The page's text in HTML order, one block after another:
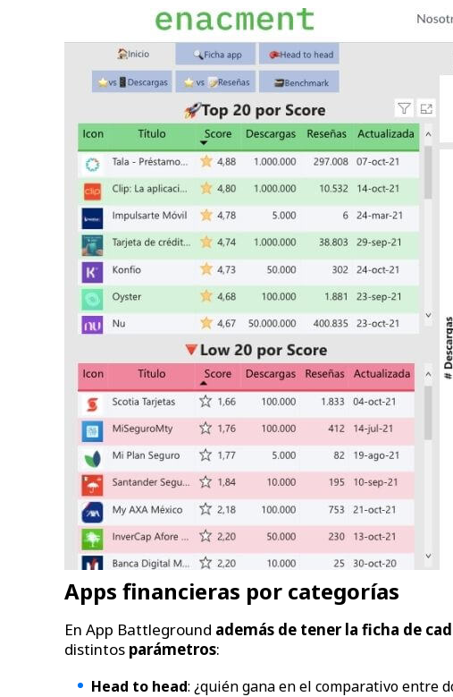
Apps financieras por categorías
En App Battleground además de tener la ficha de
distintos parámetros:
Head to head: ¿quién gana en el comparativo entre